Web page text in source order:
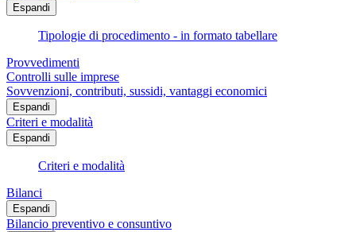
Espandi
Tipologie di procedimento - in formato tabellare
Provvedimenti
Controlli sulle imprese
Sovvenzioni, contributi, sussidi, vantaggi economici
Espandi
Criteri e modalità
Espandi
Criteri e modalità
Bilanci
Espandi
Bilancio preventivo e consuntivo